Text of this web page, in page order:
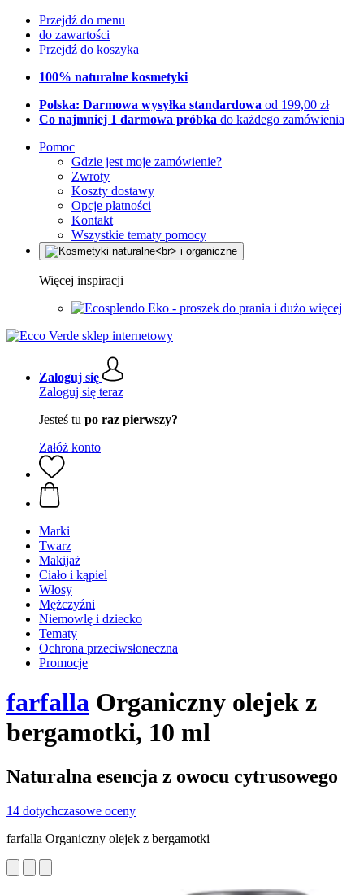
Przejdź do menu
do zawartości
Przejdź do koszyka
100% naturalne kosmetyki
Polska: Darmowa wysyłka standardowa od 199,00 zł
Co najmniej 1 darmowa próbka do każdego zamówienia
Pomoc
Gdzie jest moje zamówienie?
Zwroty
Koszty dostawy
Opcje płatności
Kontakt
Wszystkie tematy pomocy
Więcej inspiracji
Eko - proszek do prania i dużo więcej
Zaloguj się
Zaloguj się teraz
Jesteś tu po raz pierwszy?
Załóż konto
Marki
Twarz
Makijaż
Ciało i kąpiel
Włosy
Mężczyźni
Niemowlę i dziecko
Tematy
Ochrona przeciwsłoneczna
Promocje
farfalla Organiczny olejek z
bergamotki, 10 ml
Naturalna esencja z owocu cytrusowego
14 dotychczasowe oceny
farfalla Organiczny olejek z bergamotki